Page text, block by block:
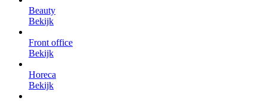
Beauty
Bekijk
Front office
Bekijk
Horeca
Bekijk